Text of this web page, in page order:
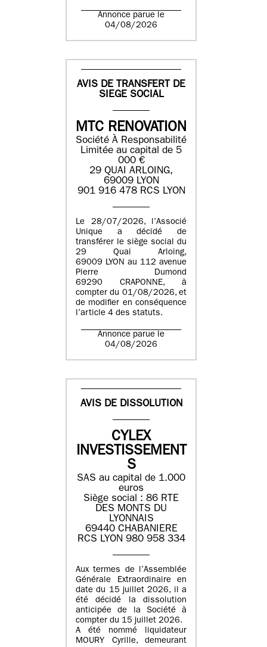
Annonce parue le
04/08/2026
AVIS DE TRANSFERT DE
SIEGE SOCIAL
MTC RENOVATION
Société À Responsabilité
Limitée au capital de 5
000 €
29 QUAI ARLOING,
69009 LYON
901 916 478 RCS LYON
Le 28/07/2026, l’Associé
Unique a décidé de
transférer le siège social du
29 Quai Arloing,
69009 LYON au 112 avenue
Pierre Dumond
69290 CRAPONNE, à
compter du 01/08/2026, et
de modifier en conséquence
l’article 4 des statuts.
Annonce parue le
04/08/2026
AVIS DE DISSOLUTION
CYLEX
INVESTISSEMENT
S
SAS au capital de 1.000
euros
Siège social : 86 RTE
DES MONTS DU
LYONNAIS
69440 CHABANIERE
RCS LYON 980 958 334
Aux termes de l’Assemblée
Générale Extraordinaire en
date du 15 juillet 2026, il a
été décidé la dissolution
anticipée de la Société à
compter du 15 juillet 2026.
A été nommé liquidateur
MOURY Cyrille, demeurant